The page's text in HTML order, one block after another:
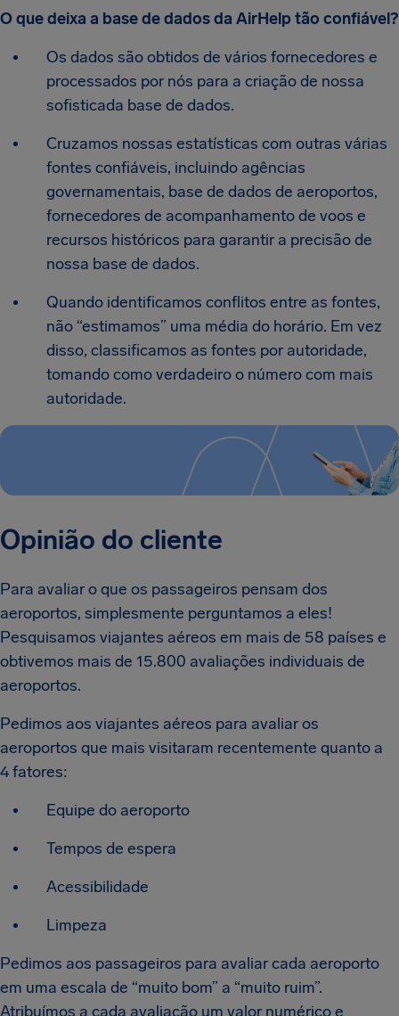
O que deixa a base de dados da AirHelp tão confiável?
Os dados são obtidos de vários fornecedores e
processados por nós para a criação de nossa
sofisticada base de dados.
Cruzamos nossas estatísticas com outras várias
fontes confiáveis, incluindo agências
governamentais, base de dados de aeroportos,
fornecedores de acompanhamento de voos e
recursos históricos para garantir a precisão de
nossa base de dados.
Quando identificamos conflitos entre as fontes,
não “estimamos” uma média do horário. Em vez
disso, classificamos as fontes por autoridade,
tomando como verdadeiro o número com mais
autoridade.
Opinião do cliente
Para avaliar o que os passageiros pensam dos
aeroportos, simplesmente perguntamos a eles!
Pesquisamos viajantes aéreos em mais de 58 países e
obtivemos mais de 15.800 avaliações individuais de
aeroportos.
Pedimos aos viajantes aéreos para avaliar os
aeroportos que mais visitaram recentemente quanto a
4 fatores:
Equipe do aeroporto
Tempos de espera
Acessibilidade
Limpeza
Pedimos aos passageiros para avaliar cada aeroporto
em uma escala de “muito bom” a “muito ruim”.
Atribuímos a cada avaliação um valor numérico e